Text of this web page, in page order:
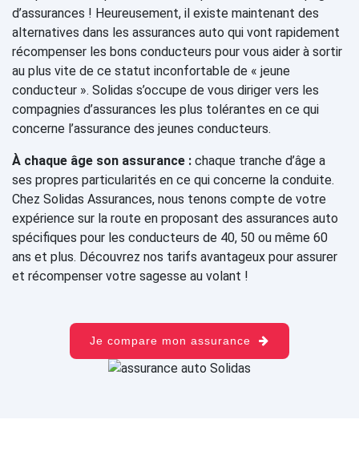
d’assurances ! Heureusement, il existe maintenant des
alternatives dans les assurances auto qui vont rapidement
récompenser les bons conducteurs pour vous aider à sortir
au plus vite de ce statut inconfortable de « jeune
conducteur ». Solidas s’occupe de vous diriger vers les
compagnies d’assurances les plus tolérantes en ce qui
concerne l’assurance des jeunes conducteurs.
À chaque âge son assurance : chaque tranche d’âge a
ses propres particularités en ce qui concerne la conduite.
Chez Solidas Assurances, nous tenons compte de votre
expérience sur la route en proposant des assurances auto
spécifiques pour les conducteurs de 40, 50 ou même 60
ans et plus. Découvrez nos tarifs avantageux pour assurer
et récompenser votre sagesse au volant !
Je compare mon assurance